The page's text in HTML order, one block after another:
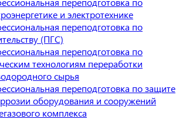
и электротехнике
переподготовка по
(ПГС)
переподготовка по
технологиям переработки
сырья
переподготовка по защите
оборудования и сооружений
комплекса